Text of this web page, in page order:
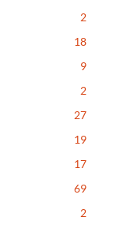
2
18
9
2
27
19
17
69
2